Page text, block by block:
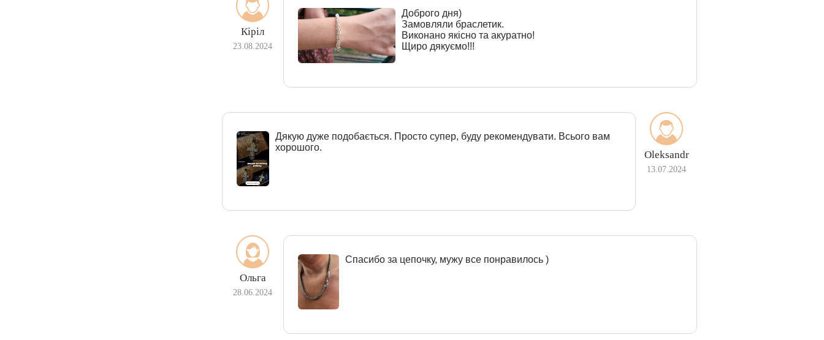
Кіріл
23.08.2024
Доброго дня)
Замовляли браслетик.
Виконано якісно та акуратно!
Щиро дякуємо!!!
Oleksandr
13.07.2024
Дякую дуже подобається. Просто супер, буду рекомендувати. Всього вам
хорошого.
Ольга
28.06.2024
Спасибо за цепочку, мужу все понравилось )